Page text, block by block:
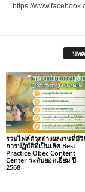
https://
บท
รวมไฟล์ตัวอย่างผลงานที่มีวิ
การปฏิบัติที่เป็นเลิศ Best
Practice Obec Content
Center ระดับยอดเยี่ยม ปี
2568